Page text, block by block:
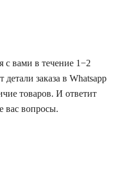
с вами в течение 1−2
заказа в Whatsapp
товаров. И ответит
вас вопросы.